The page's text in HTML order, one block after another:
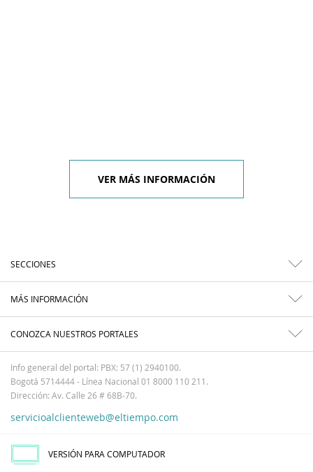
VER MÁS INFORMACIÓN
SECCIONES
MÁS INFORMACIÓN
CONOZCA NUESTROS PORTALES
Info general del portal: PBX: 57 (1) 2940100.
Bogotá 5714444 - Línea Nacional 01 8000 110 211.
Dirección: Av. Calle 26 # 68B-70.
servicioalclienteweb@eltiempo.com
VERSIÓN PARA COMPUTADOR